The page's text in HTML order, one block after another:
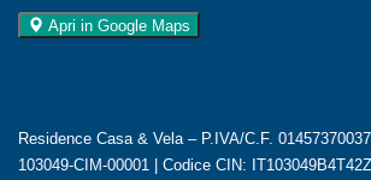
Apri in Google Maps
Residence Casa & Vela – P.IVA/C.F.
103049-CIM-00001 | Codice CIN: